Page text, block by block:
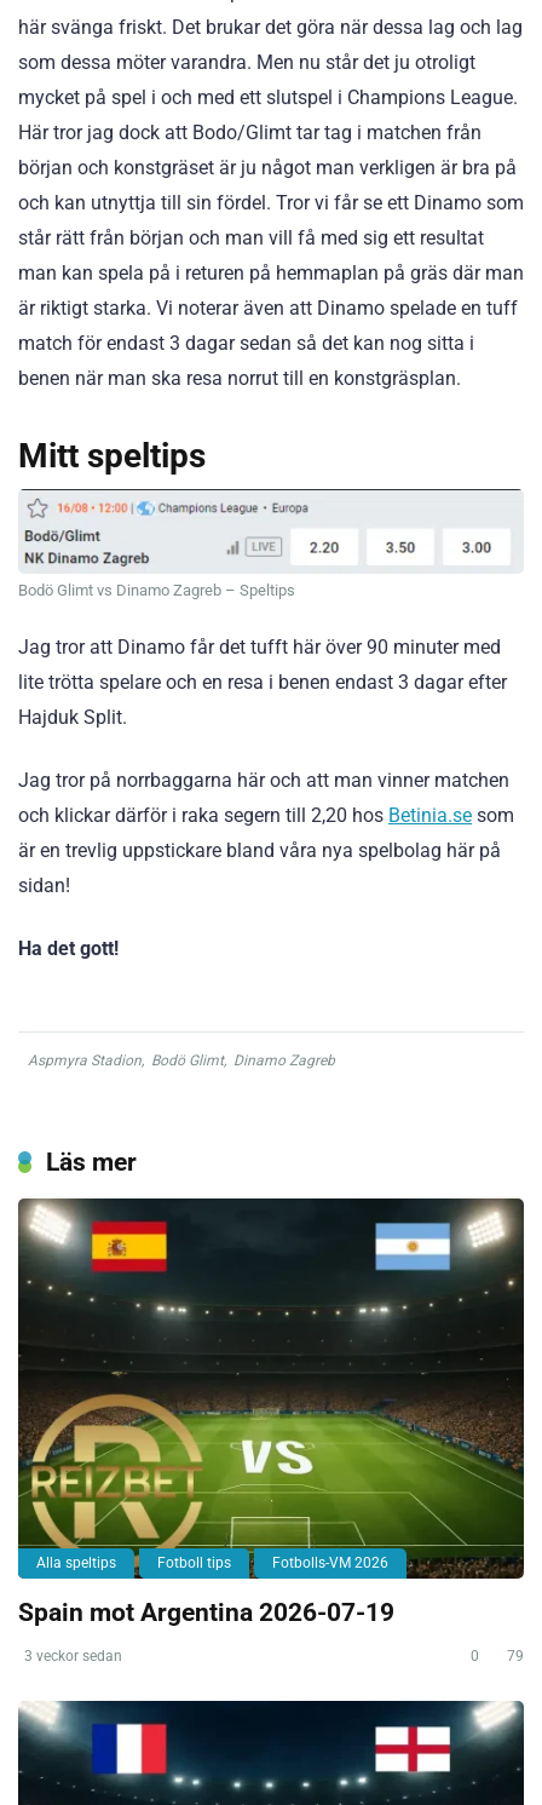
här svänga friskt. Det brukar det göra när dessa lag och lag
som dessa möter varandra. Men nu står det ju otroligt
mycket på spel i och med ett slutspel i Champions League.
Här tror jag dock att Bodo/Glimt tar tag i matchen från
början och konstgräset är ju något man verkligen är bra på
och kan utnyttja till sin fördel. Tror vi får se ett Dinamo som
står rätt från början och man vill få med sig ett resultat
man kan spela på i returen på hemmaplan på gräs där man
är riktigt starka. Vi noterar även att Dinamo spelade en tuff
match för endast 3 dagar sedan så det kan nog sitta i
benen när man ska resa norrut till en konstgräsplan.
Mitt speltips
Bodö Glimt vs Dinamo Zagreb – Speltips
Jag tror att Dinamo får det tufft här över 90 minuter med
lite trötta spelare och en resa i benen endast 3 dagar efter
Hajduk Split.
Jag tror på norrbaggarna här och att man vinner matchen
och klickar därför i raka segern till 2,20 hos Betinia.se som
är en trevlig uppstickare bland våra nya spelbolag här på
sidan!
Ha det gott!
Aspmyra Stadion, Bodö Glimt, Dinamo Zagreb
Läs mer
Alla speltips Fotboll tips Fotbolls-VM 2026
Spain mot Argentina 2026-07-19
3 veckor sedan 0 79